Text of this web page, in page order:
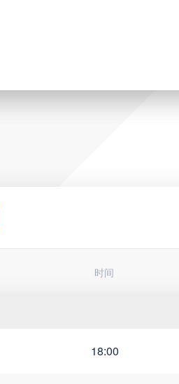
时间
18:00